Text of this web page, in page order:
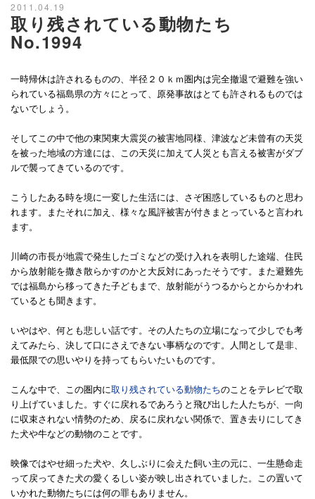
2011.04.19
取り残されている動物たち
No.1994
一時帰休は許されるものの、半径２０ｋｍ圏内は完全撤退で避難を強い
られている福島県の方々にとって、原発事故はとても許されるものでは
ないでしょう。
そしてこの中で他の東関東大震災の被害地同様、津波など未曾有の天災
を被った地域の方達には、この天災に加えて人災とも言える被害がダブ
ルで襲ってきているのです。
こうしたある時を境に一変した生活には、さぞ困惑しているものと思わ
れます。またそれに加え、様々な風評被害が付きまとっていると言われ
ます。
川崎の市長が地震で発生したゴミなどの受け入れを表明した途端、住民
から放射能を撒き散らかすのかと大反対にあったそうです。また避難先
では福島から移ってきた子どもまで、放射能がうつるからとからかわれ
ているとも聞きます。
いやはや、何とも悲しい話です。その人たちの立場になって少しでも考
えてみたら、決して口にさえできない事柄なのです。人間として是非、
最低限での思いやりを持ってもらいたいものです。
こんな中で、この圏内に取り残されている動物たちのことをテレビで取
り上げていました。すぐに戻れるであろうと飛び出した人たちが、一向
に収束されない情勢のため、戻るに戻れない関係で、置き去りにしてき
た犬や牛などの動物のことです。
映像ではやせ細った犬や、久しぶりに会えた飼い主の元に、一生懸命走
って戻ってきた犬の愛くるしい姿が映し出されていました。この置いて
いかれた動物たちには何の罪もありません。